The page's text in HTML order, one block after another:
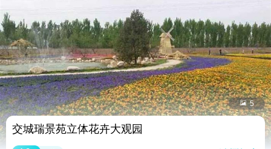
 5
交城瑞景苑立体花卉大观园
